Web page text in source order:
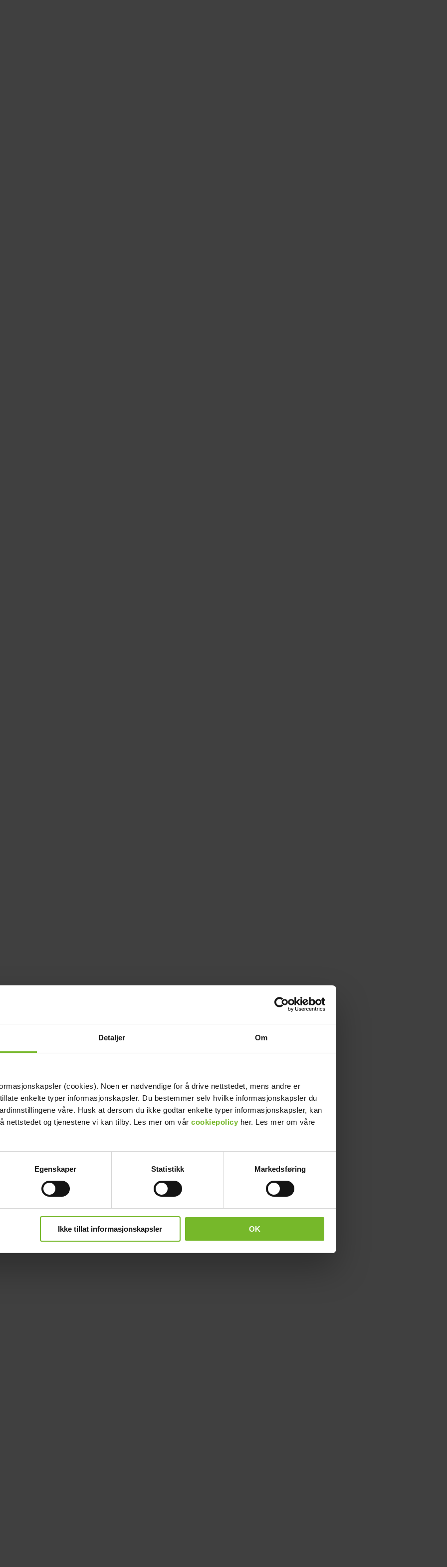
Detaljer Om
(cookies). Noen er nødvendige for å drive nettstedet, mens andre er
enkelte typer informasjonskapsler. Du bestemmer selv hvilke informasjonskapsler du
våre. Husk at dersom du ikke godtar enkelte typer informasjonskapsler, kan
nettstedet og tjenestene vi kan tilby. Les mer om vår cookiepolicy her. Les mer om våre
Egenskaper Statistikk Markedsføring
Ikke tillat informasjonskapsler OK